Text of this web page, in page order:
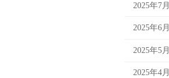
2025年7月
2025年6月
2025年5月
2025年4月